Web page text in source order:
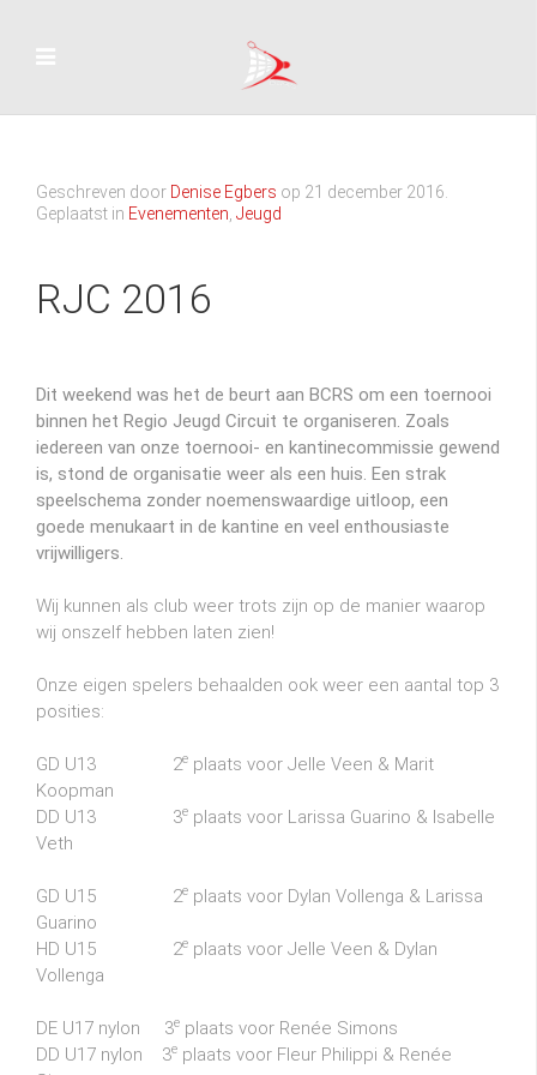
Geschreven door Denise Egbers op 21 december 2016
Geplaatst in Evenementen Jeugd
RJC 2016
Dit weekend was het de beurt aan BCRS om een toernooi
binnen het Regio Jeugd Circuit te organiseren. Zoals
iedereen van onze toernooi- en kantinecommissie gewend
is, stond de organisatie weer als een huis. Een strak
speelschema zonder noemenswaardige uitloop, een
goede menukaart in de kantine en veel enthousiaste
vrijwilligers.
Wij kunnen als club weer trots zijn op de manier waarop
wij onszelf hebben laten zien!
Onze eigen spelers behaalden ook weer een aantal top 3
posities:
GD U13 2e plaats voor Jelle Veen & Marit
Koopman
DD U13 3e plaats voor Larissa Guarino & Isabelle
Veth
GD U15 2e plaats voor Dylan Vollenga & Larissa
Guarino
HD U15 2e plaats voor Jelle Veen & Dylan
Vollenga
DE U17 nylon 3e plaats voor Renée Simons
DD U17 nylon 3e plaats voor Fleur Philippi & Renée